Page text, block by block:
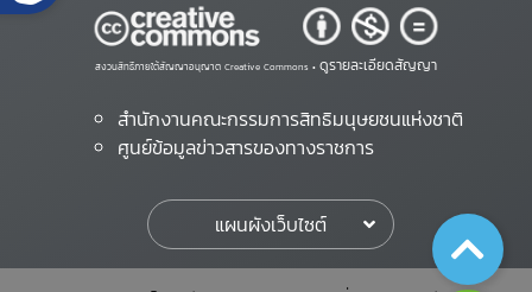
สงวนสิทธิ์ภายใต้สัญญาอนุญาต Creative Commons • ดูรายละเอียดสัญญา
สำนักงานคณะกรรมการสิทธิมนุษยชนแห่งชาติ
ศูนย์ข้อมูลข่าวสารของทางราชการ
แผนผังเว็บไซต์